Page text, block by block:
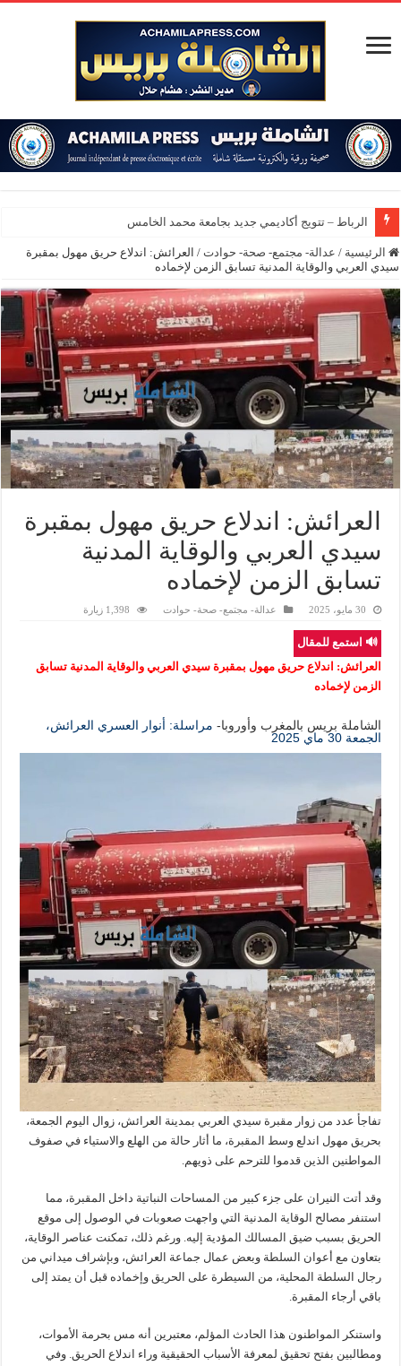
الرباط – تتويج أكاديمي جديد بجامعة محمد الخامس
الرئيسية / عدالة- مجتمع- صحة- حوادت / العرائش: اندلاع حريق مهول بمقبرة
سيدي العربي والوقاية المدنية تسابق الزمن لإخماده
العرائش: اندلاع حريق مهول بمقبرة
سيدي العربي والوقاية المدنية
تسابق الزمن لإخماده
30 مايو، 2025 عدالة- مجتمع- صحة- حوادت 1,398 زيارة
🔊 استمع للمقال
العرائش: اندلاع حريق مهول بمقبرة سيدي العربي والوقاية المدنية تسابق
الزمن لإخماده
الشاملة بريس بالمغرب وأوروبا- مراسلة: أنوار العسري العرائش،
الجمعة 30 ماي 2025
تفاجأ عدد من زوار مقبرة سيدي العربي بمدينة العرائش، زوال اليوم الجمعة،
بحريق مهول اندلع وسط المقبرة، ما أثار حالة من الهلع والاستياء في صفوف
المواطنين الذين قدموا للترحم على ذويهم.
وقد أتت النيران على جزء كبير من المساحات النباتية داخل المقبرة، مما
استنفر مصالح الوقاية المدنية التي واجهت صعوبات في الوصول إلى موقع
الحريق بسبب ضيق المسالك المؤدية إليه. ورغم ذلك، تمكنت عناصر الوقاية،
بتعاون مع أعوان السلطة وبعض عمال جماعة العرائش، وبإشراف ميداني من
رجال السلطة المحلية، من السيطرة على الحريق وإخماده قبل أن يمتد إلى
باقي أرجاء المقبرة.
واستنكر المواطنون هذا الحادث المؤلم، معتبرين أنه مس بحرمة الأموات،
ومطالبين بفتح تحقيق لمعرفة الأسباب الحقيقية وراء اندلاع الحريق. وفي